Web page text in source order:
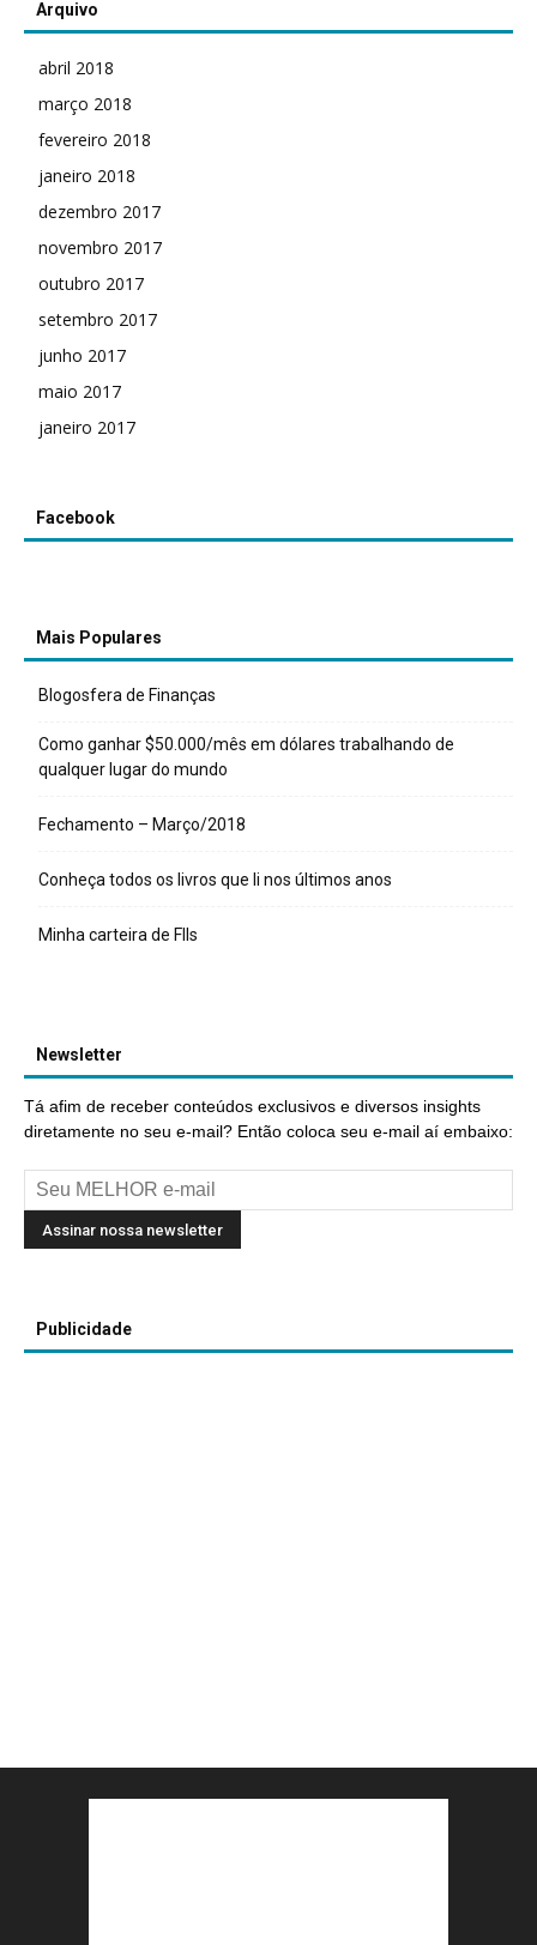
Arquivo
abril 2018
março 2018
fevereiro 2018
janeiro 2018
dezembro 2017
novembro 2017
outubro 2017
setembro 2017
junho 2017
maio 2017
janeiro 2017
Facebook
Mais Populares
Blogosfera de Finanças
Como ganhar $50.000/mês em dólares trabalhando de
qualquer lugar do mundo
Fechamento – Março/2018
Conheça todos os livros que li nos últimos anos
Minha carteira de FIIs
Newsletter
Tá afim de receber conteúdos exclusivos e diversos insights
diretamente no seu e-mail? Então coloca seu e-mail aí embaixo:
Publicidade